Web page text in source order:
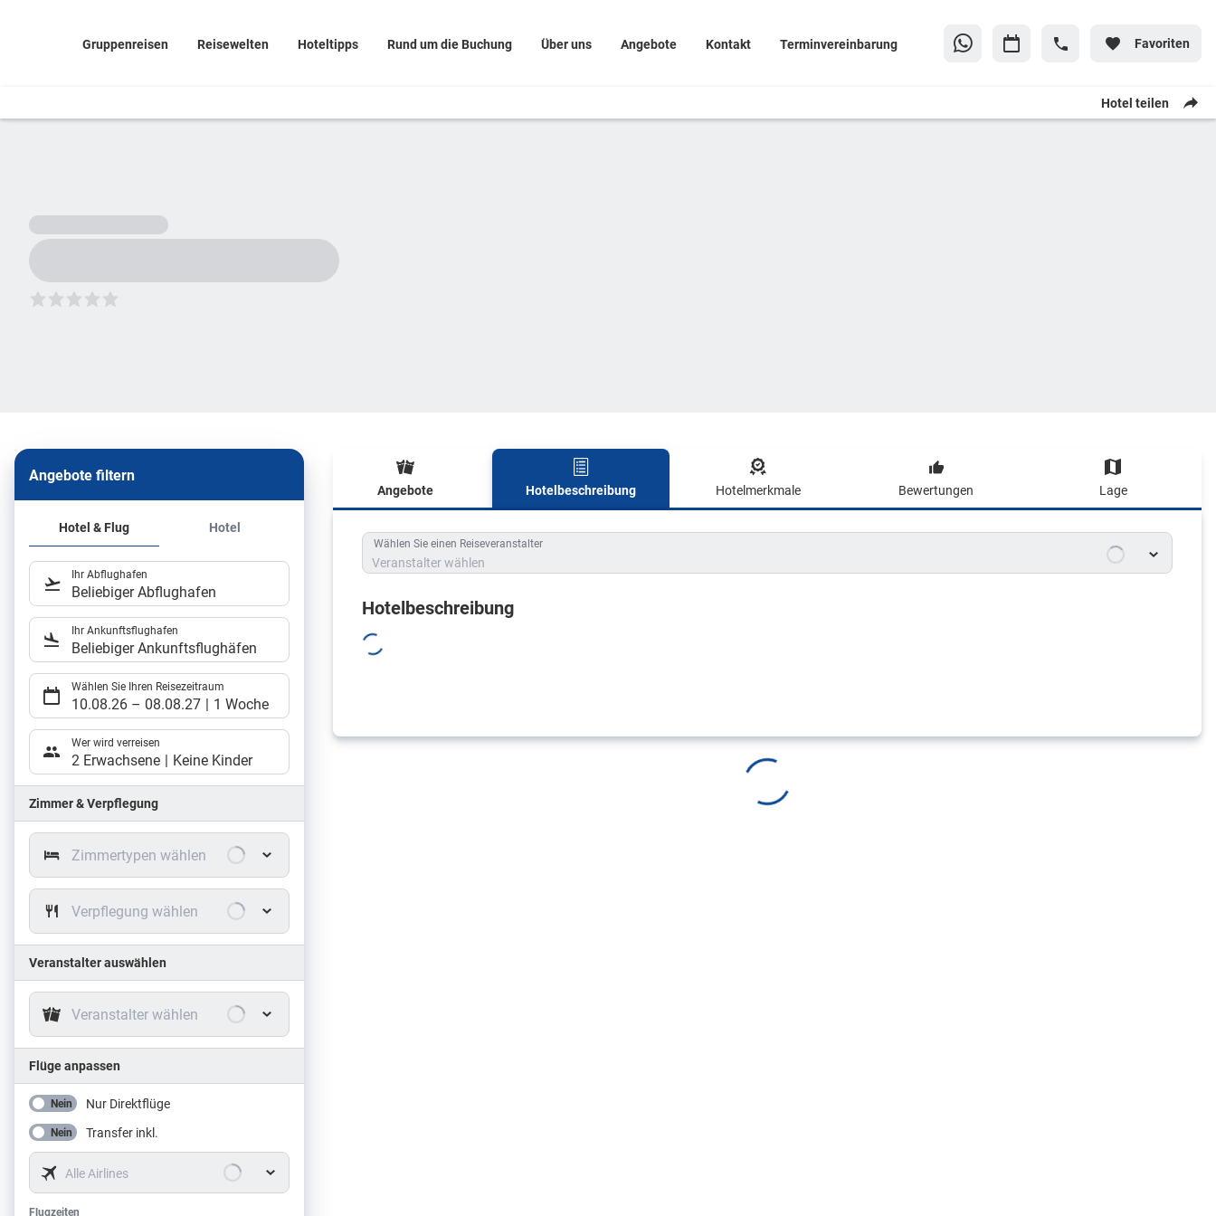
Gruppenreisen Reisewelten Hoteltipps Rund um die Buchung Über uns Angebote Kontakt Terminvereinbarung Favoriten
Hotel teilen
5
Angebote filtern
Hotel & Flug Hotel
Ihr Abflughafen
Beliebiger Abflughafen
Ihr Ankunftsflughafen
Beliebiger Ankunftsflughäfen
Wählen Sie Ihren Reisezeitraum
10.08.26 – 08.08.27 1 Woche
Wer wird verreisen
2 Erwachsene Keine Kinder
Zimmer & Verpflegung
Zimmertypen wählen
Verpflegung wählen
Veranstalter auswählen
Veranstalter wählen
Flüge anpassen
Nein Nur Direktflüge
Nein Transfer inkl.
Alle Airlines
Flugzeiten
Flugzeiten
Angebote Hotelbeschreibung Hotelmerkmale Bewertungen Lage
Hotelbeschreibung
Wählen Sie einen Reiseveranstalter
Veranstalter wählen
Hotelbeschreibung